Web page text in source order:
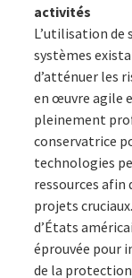
activités
L’utilisation de
systèmes
d’atténuer les
en œuvre agile
pleinement
conservatrice
technologies
ressources afin
projets
d’États
éprouvée pour
de la protection